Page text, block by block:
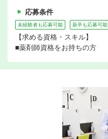
応募条件
未経験者も応募可能 新卒も応募可能
【求める資格・スキル】
■薬剤師資格をお持ちの方